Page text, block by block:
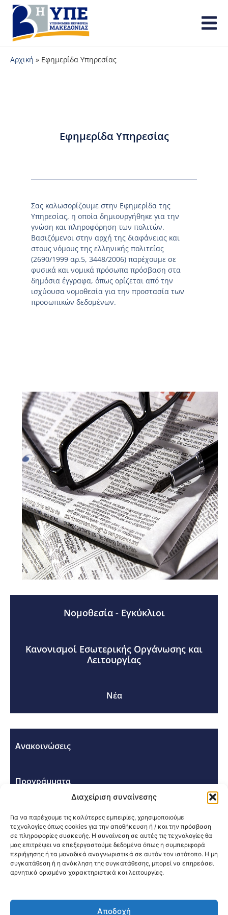
Διαχείριση συναίνεσης
Για να παρέχουμε τις καλύτερες εμπειρίες, χρησιμοποιούμε
τεχνολογίες όπως cookies για την αποθήκευση ή / και την πρόσβαση
σε πληροφορίες συσκευής. Η συναίνεση σε αυτές τις τεχνολογίες θα
μας επιτρέψει να επεξεργαστούμε δεδομένα όπως η συμπεριφορά
περιήγησης ή τα μοναδικά αναγνωριστικά σε αυτόν τον ιστότοπο. Η μη
συγκατάθεση ή η ανάκληση της συγκατάθεσης, μπορεί να επηρεάσει
αρνητικά ορισμένα χαρακτηριστικά και λειτουργίες.
Αποδοχή
Αρχική » Εφημερίδα Υπηρεσίας
Εφημερίδα Υπηρεσίας
Σας καλωσορίζουμε στην Εφημερίδα της
Υπηρεσίας, η οποία δημιουργήθηκε για την
γνώση και πληροφόρηση των πολιτών.
Βασιζόμενοι στην αρχή της διαφάνειας και
στους νόμους της ελληνικής πολιτείας
(2690/1999 αρ.5, 3448/2006) παρέχουμε σε
φυσικά και νομικά πρόσωπα πρόσβαση στα
δημόσια έγγραφα, όπως ορίζεται από την
ισχύουσα νομοθεσία για την προστασία των
προσωπικών δεδομένων.
Νομοθεσία - Εγκύκλιοι
Κανονισμοί Εσωτερικής Οργάνωσης και
Λειτουργίας
Νέα
Ανακοινώσεις
Προγράμματα
Σεμινάρια - Συνέδρια